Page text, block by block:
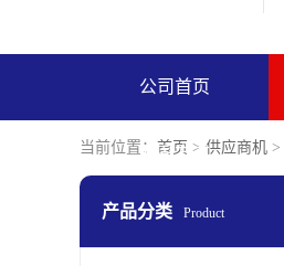
公司首页
联系方式
当前位置： 首页 > 供应商机 >
产品分类 Product